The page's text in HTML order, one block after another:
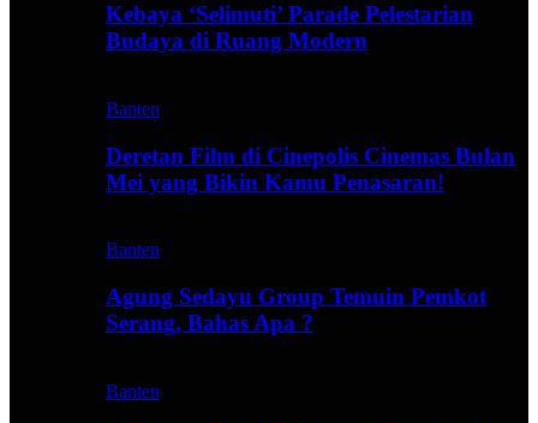
Kebaya ‘Selimuti’ Parade Pelestarian
Budaya di Ruang Modern
Banten
Deretan Film di Cinepolis Cinemas Bulan
Mei yang Bikin Kamu Penasaran!
Banten
Agung Sedayu Group Temuin Pemkot
Serang, Bahas Apa ?
Banten